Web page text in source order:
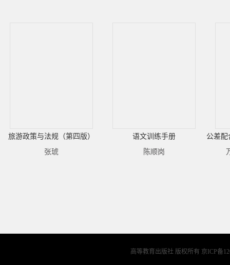
旅游政策与法规（第四版）
张琥
语文训练手册
陈顺岗
公差配
高等教育出版社 版权所有 京ICP备